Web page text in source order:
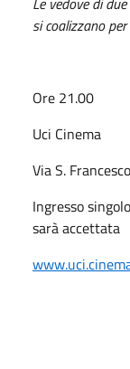
si coalizzano
Ore 21.00
Uci Cinema
Via S.
Ingresso
sarà accettata